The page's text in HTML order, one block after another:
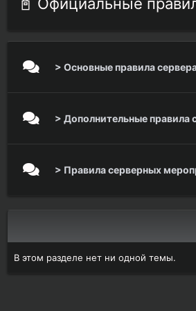
> Основные правила
> Дополнительные правила
> Правила серверных
В этом разделе нет ни одной темы.